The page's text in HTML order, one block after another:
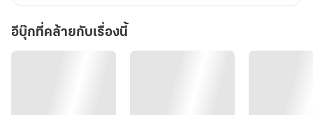
อีบุ๊กที่คล้ายกับเรื่องนี้